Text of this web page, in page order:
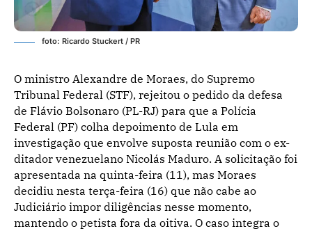
foto: Ricardo Stuckert / PR
O ministro Alexandre de Moraes, do Supremo
Tribunal Federal (STF), rejeitou o pedido da defesa
de Flávio Bolsonaro (PL-RJ) para que a Polícia
Federal (PF) colha depoimento de Lula em
investigação que envolve suposta reunião com o ex-
ditador venezuelano Nicolás Maduro. A solicitação foi
apresentada na quinta-feira (11), mas Moraes
decidiu nesta terça-feira (16) que não cabe ao
Judiciário impor diligências nesse momento,
mantendo o petista fora da oitiva. O caso integra o